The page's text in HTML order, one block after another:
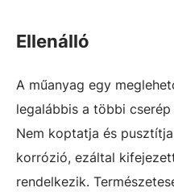
Ellenálló
A műanyag egy
legalábbis a többi
Nem koptatja és
korrózió, ezáltal
rendelkezik.